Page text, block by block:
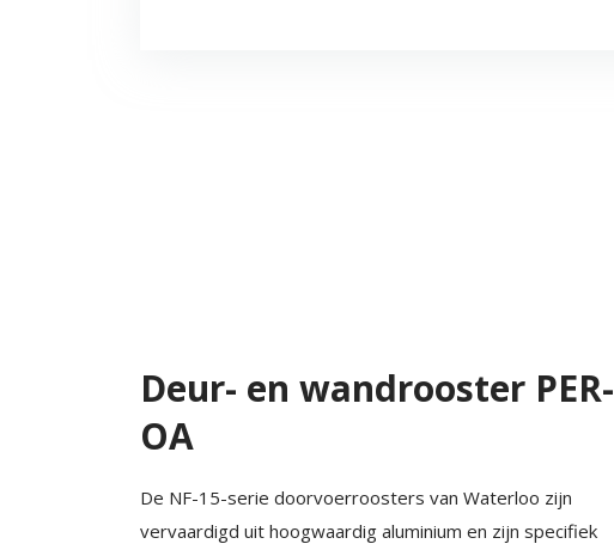
Deur- en wandrooster PER-
OA
De NF-15-serie doorvoerroosters van Waterloo zijn
vervaardigd uit hoogwaardig aluminium en zijn specifiek